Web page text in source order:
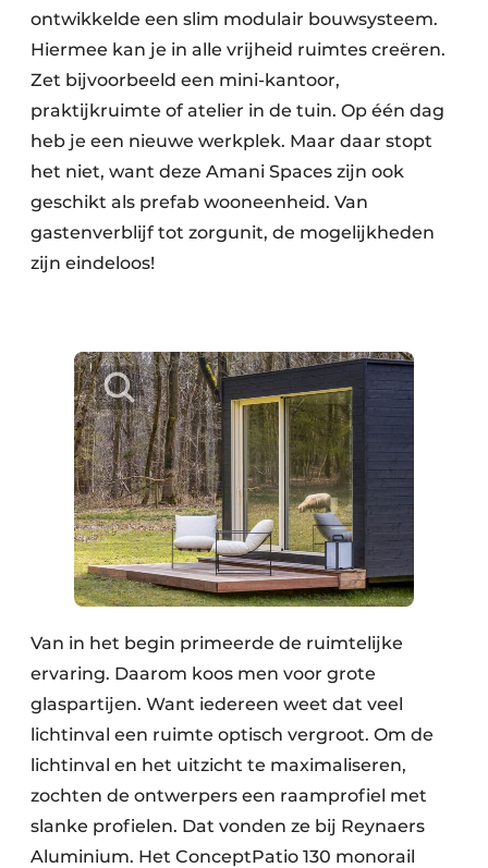
Dak & Gevel
Houtbouw
HVAC
Interieurarchitectuur
Keukens
Renovatie
Toegangscontrole
Veiligheid & Opleiding
Zonwering
ontwikkelde een slim modulair bouwsysteem.
Hiermee kan je in alle vrijheid ruimtes creëren.
Zet bijvoorbeeld een mini-kantoor,
praktijkruimte of atelier in de tuin. Op één dag
heb je een nieuwe werkplek. Maar daar stopt
het niet, want deze Amani Spaces zijn ook
geschikt als prefab wooneenheid. Van
gastenverblijf tot zorgunit, de mogelijkheden
zijn eindeloos!
Van in het begin primeerde de ruimtelijke
ervaring. Daarom koos men voor grote
glaspartijen. Want iedereen weet dat veel
lichtinval een ruimte optisch vergroot. Om de
lichtinval en het uitzicht te maximaliseren,
zochten de ontwerpers een raamprofiel met
slanke profielen. Dat vonden ze bij Reynaers
Aluminium. Het ConceptPatio 130 monorail